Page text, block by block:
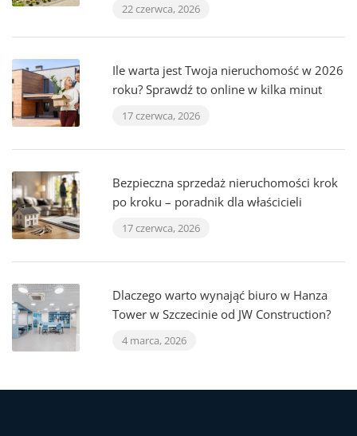
22 czerwca, 2026
Ile warta jest Twoja nieruchomość w 2026
roku? Sprawdź to online w kilka minut
17 czerwca, 2026
Bezpieczna sprzedaż nieruchomości krok
po kroku – poradnik dla właścicieli
17 czerwca, 2026
Dlaczego warto wynająć biuro w Hanza
Tower w Szczecinie od JW Construction?
4 marca, 2026